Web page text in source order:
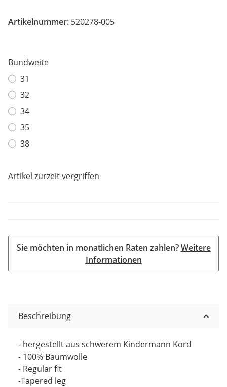
Artikelnummer: 520278-005
Bundweite
31
32
34
35
38
Artikel zurzeit vergriffen
Sie möchten in monatlichen Raten zahlen?Weitere
Informationen
Beschreibung
- hergestellt aus schwerem Kindermann Kord
- 100% Baumwolle
- Regular fit
-Tapered leg